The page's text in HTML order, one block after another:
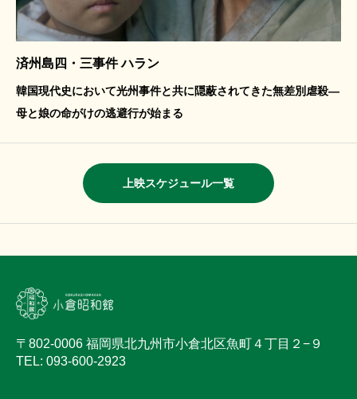
済州島四・三事件 ハラン
韓国現代史において光州事件と共に隠蔽されてきた無差別虐殺―
母と娘の命がけの逃避行が始まる
上映スケジュール一覧
〒802-0006 福岡県北九州市小倉北区魚町４丁目２−９
TEL: 093-600-2923